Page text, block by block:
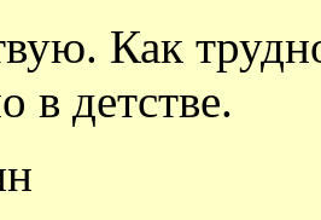
Как
в детстве.